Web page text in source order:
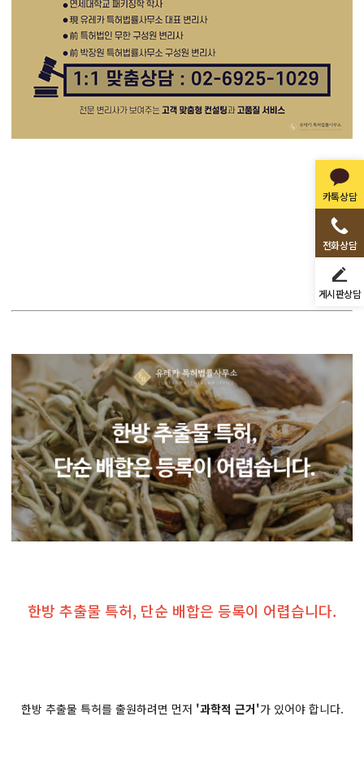
카톡상담
전화상담
게시판상담
한방 추출물 특허, 단순 배합은 등록이 어렵습니다.
한방 추출물 특허를 출원하려면 먼저 '과학적 근거'가 있어야 합니다.